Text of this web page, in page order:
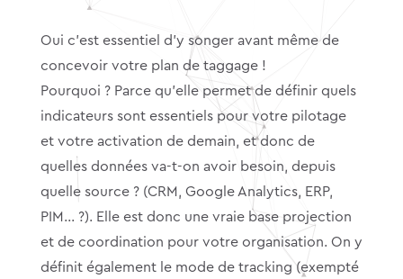
Oui c’est essentiel d’y songer avant même de
concevoir votre plan de taggage !
Pourquoi ? Parce qu’elle permet de définir quels
indicateurs sont essentiels pour votre pilotage
et votre activation de demain, et donc de
quelles données va-t-on avoir besoin, depuis
quelle source ? (CRM, Google Analytics, ERP,
PIM… ?). Elle est donc une vraie base projection
et de coordination pour votre organisation. On y
définit également le mode de tracking (exempté